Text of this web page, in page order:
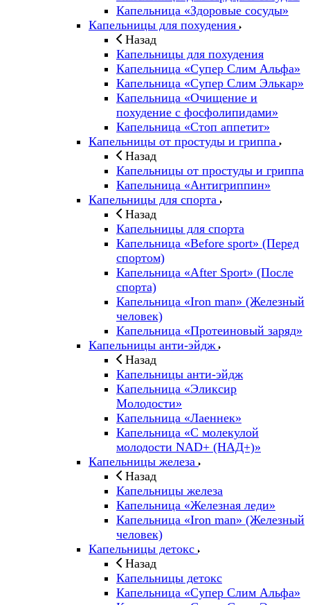
Капельница «Здоровые сосуды»
Капельницы для похудения
Назад
Капельницы для похудения
Капельница «Супер Слим Альфа»
Капельница «Супер Слим Элькар»
Капельница «Очищение и
похудение с фосфолипидами»
Капельница «Стоп аппетит»
Капельницы от простуды и гриппа
Назад
Капельницы от простуды и гриппа
Капельница «Антигриппин»
Капельницы для спорта
Назад
Капельницы для спорта
Капельница «Before sport» (Перед
спортом)
Капельница «After Sport» (После
спорта)
Капельница «Iron man» (Железный
человек)
Капельница «Протеиновый заряд»
Капельницы анти-эйдж
Назад
Капельницы анти-эйдж
Капельница «Эликсир
Молодости»
Капельница «Лаеннек»
Капельница «С молекулой
молодости NAD+ (НАД+)»
Капельницы железа
Назад
Капельницы железа
Капельница «Железная леди»
Капельница «Iron man» (Железный
человек)
Капельницы детокс
Назад
Капельницы детокс
Капельница «Супер Слим Альфа»